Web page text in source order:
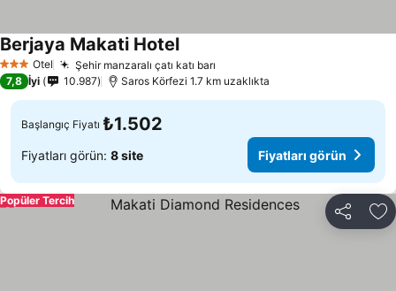
3 YıldızOtel Şehir manzaralı çatı katı barı
Berjaya Makati Hotel
7,8 İyi 10.987 Saros Körfezi 1.7 km uzaklıkta
Başlangıç Fiyatı ₺1.502
Fiyatları görün: 8 site Fiyatları görün
Paylaş
Popüler Tercih